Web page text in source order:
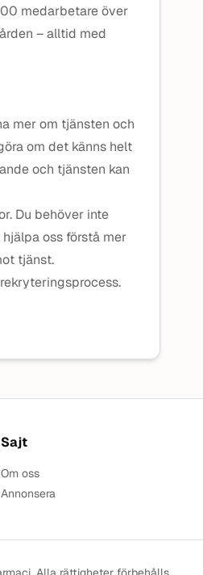
medarbetare över
– alltid med
mer om tjänsten och
om det känns helt
och tjänsten kan
Du behöver inte
oss förstå mer
tjänst.
Sajt
Om oss
Annonsera